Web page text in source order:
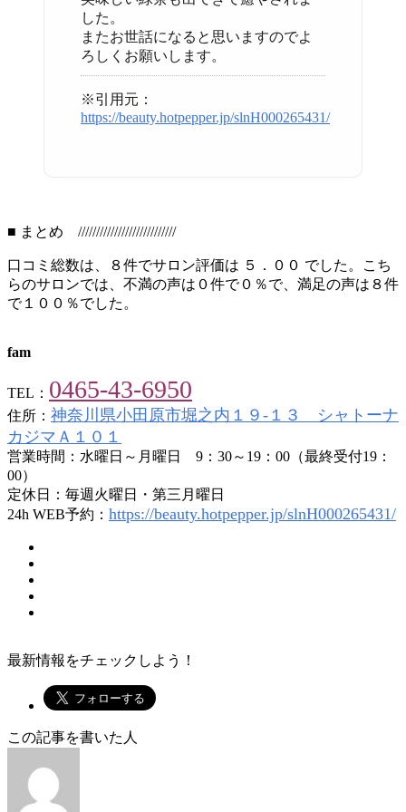
した。
またお世話になると思いますのでよ
ろしくお願いします。
※引用元：
https://beauty.hotpepper.jp/slnH000265431/
■ まとめ ///////////////////////////
口コミ総数は、８件でサロン評価は ５．００ でした。こち
らのサロンでは、不満の声は０件で０％で、満足の声は８件
で１００％でした。
fam
TEL： 0465-43-6950
住所： 神奈川県小田原市堀之内１９-１３ シャトーナ
カジマＡ１０１
営業時間：水曜日～月曜日 9：30～19：00（最終受付19：
00）
定休日：毎週火曜日・第三月曜日
24h WEB予約： https://beauty.hotpepper.jp/slnH000265431/
最新情報をチェックしよう！
この記事を書いた人